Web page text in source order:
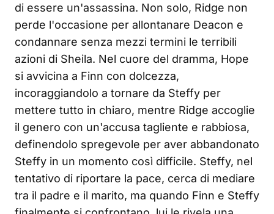
di essere un'assassina. Non solo, Ridge non
perde l'occasione per allontanare Deacon e
condannare senza mezzi termini le terribili
azioni di Sheila. Nel cuore del dramma, Hope
si avvicina a Finn con dolcezza,
incoraggiandolo a tornare da Steffy per
mettere tutto in chiaro, mentre Ridge accoglie
il genero con un'accusa tagliente e rabbiosa,
definendolo spregevole per aver abbandonato
Steffy in un momento così difficile. Steffy, nel
tentativo di riportare la pace, cerca di mediare
tra il padre e il marito, ma quando Finn e Steffy